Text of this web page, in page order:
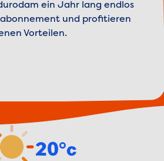
ein Jahr lang endlos
und profitieren
Vorteilen.
20°c